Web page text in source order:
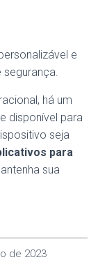
e
há um
disponível para
seja
para
sua
de 2023